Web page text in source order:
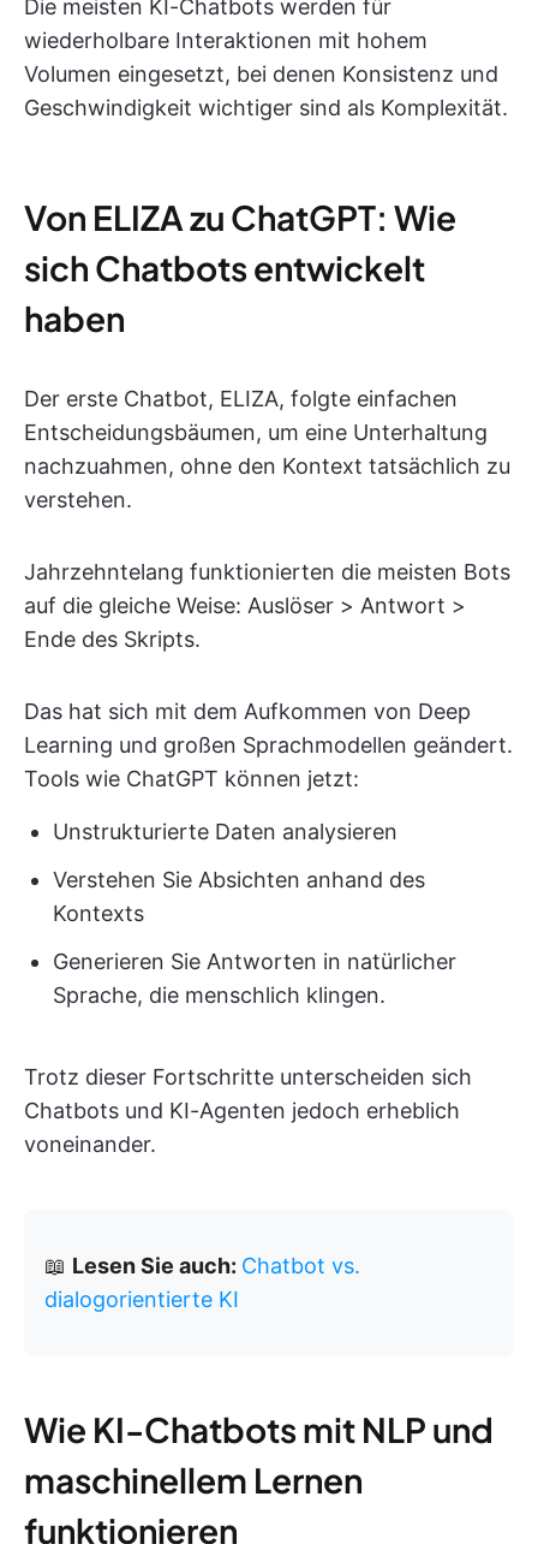
Die meisten KI-Chatbots werden für
wiederholbare Interaktionen mit hohem
Volumen eingesetzt, bei denen Konsistenz und
Geschwindigkeit wichtiger sind als Komplexität.
Von ELIZA zu ChatGPT: Wie
sich Chatbots entwickelt
haben
Der erste Chatbot, ELIZA, folgte einfachen
Entscheidungsbäumen, um eine Unterhaltung
nachzuahmen, ohne den Kontext tatsächlich zu
verstehen.
Jahrzehntelang funktionierten die meisten Bots
auf die gleiche Weise: Auslöser > Antwort >
Ende des Skripts.
Das hat sich mit dem Aufkommen von Deep
Learning und großen Sprachmodellen geändert.
Tools wie ChatGPT können jetzt:
Unstrukturierte Daten analysieren
Verstehen Sie Absichten anhand des
Kontexts
Generieren Sie Antworten in natürlicher
Sprache, die menschlich klingen.
Trotz dieser Fortschritte unterscheiden sich
Chatbots und KI-Agenten jedoch erheblich
voneinander.
📖 Lesen Sie auch: Chatbot vs.
dialogorientierte KI
Wie KI-Chatbots mit NLP und
maschinellem Lernen
funktionieren